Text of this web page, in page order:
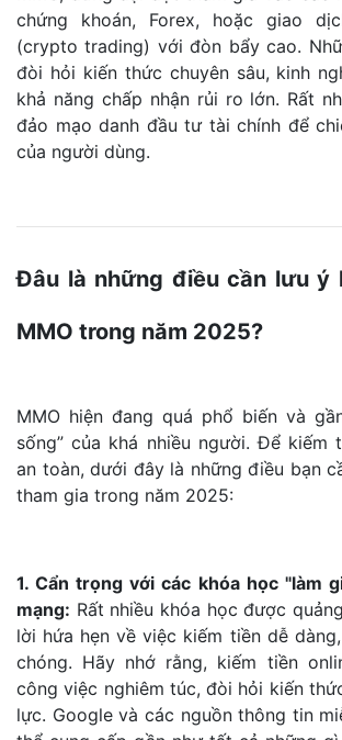
chứng khoán, Forex, hoặc giao
(crypto trading) với đòn bẩy cao.
đòi hỏi kiến thức chuyên sâu, kinh
khả năng chấp nhận rủi ro lớn. Rất
đảo mạo danh đầu tư tài chính để
của người dùng.
Đâu là những điều cần lưu ý
MMO trong năm 2025?
MMO hiện đang quá phổ biến và
sống” của khá nhiều người. Để kiếm
an toàn, dưới đây là những điều bạn
tham gia trong năm 2025:
1. Cẩn trọng với các khóa học "làm
mạng: Rất nhiều khóa học được
lời hứa hẹn về việc kiếm tiền dễ
chóng. Hãy nhớ rằng, kiếm tiền
công việc nghiêm túc, đòi hỏi kiến
lực. Google và các nguồn thông tin